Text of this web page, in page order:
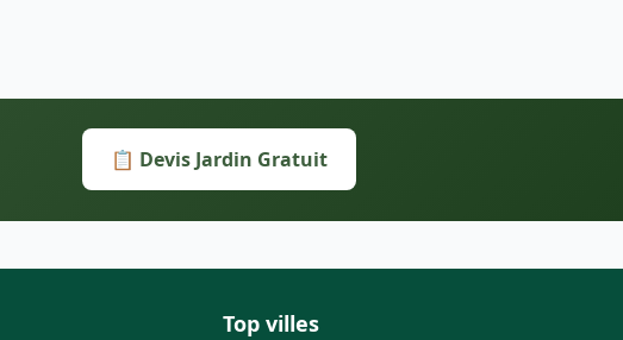
📋 Devis Jardin Gratuit
Top villes